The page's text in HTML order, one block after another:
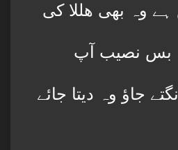
وہ بھی هللا کی
۔ بس نصیب آپ
جاؤ وہ دیتا جائے